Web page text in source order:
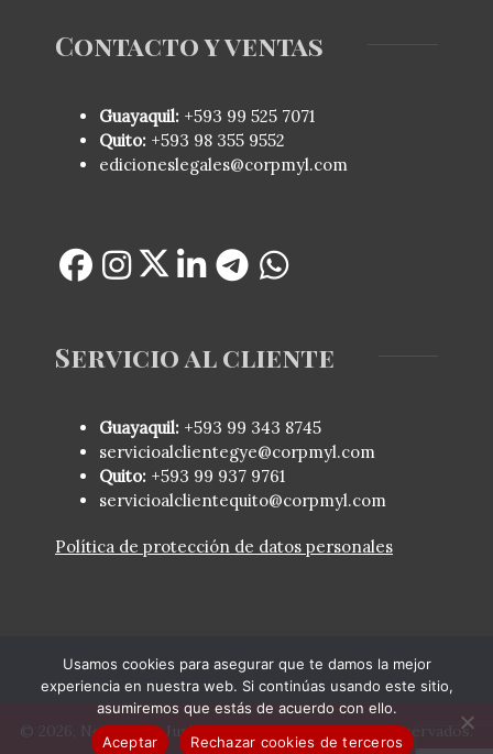
Contacto y ventas
Guayaquil: +593 99 525 7071
Quito: +593 98 355 9552
edicioneslegales@corpmyl.com
Servicio al cliente
Guayaquil: +593 99 343 8745
servicioalclientegye@corpmyl.com
Quito: +593 99 937 9761
servicioalclientequito@corpmyl.com
Política de protección de datos personales
© 2026, Novedades Jurídicas. Todos los derechos reservados.
Usamos cookies para asegurar que te damos la mejor
experiencia en nuestra web. Si continúas usando este sitio,
asumiremos que estás de acuerdo con ello.
Aceptar
Rechazar cookies de terceros